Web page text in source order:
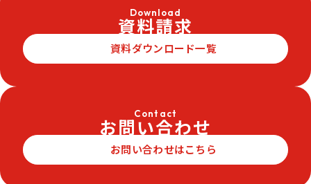
Download
資料請求
資料ダウンロード一覧
Contact
お問い合わせ
お問い合わせはこちら